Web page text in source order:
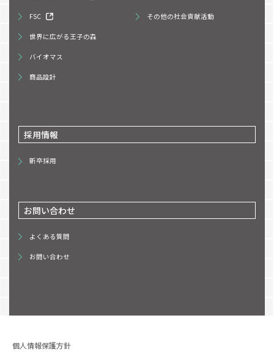
FSC
世界に広がる王子の森
バイオマス
商品設計
その他の社会貢献活動
採用情報
新卒採用
お問い合わせ
よくある質問
お問い合わせ
個人情報保護方針